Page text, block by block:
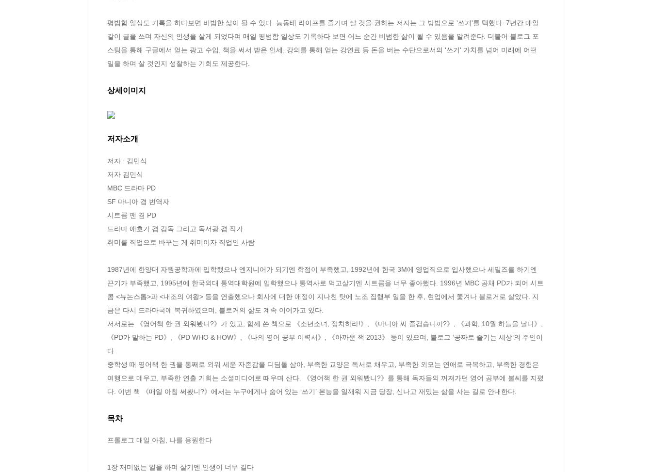
평범함 일상도 기록을 하다보면 비범한 삶이 될 수 있다. 능동태 라이프를 즐기며 살 것을 권하는 저자는 그 방법으로 '쓰기'를 택했다. 7년간 매일
같이 글을 쓰며 자신의 인생을 살게 되었다며 매일 평범함 일상도 기록하다 보면 어느 순간 비범한 삶이 될 수 있음을 알려준다. 더불어 블로그 포
스팅을 통해 구글에서 얻는 광고 수입, 책을 써서 받은 인세, 강의를 통해 얻는 강연료 등 돈을 버는 수단으로서의 '쓰기' 가치를 넘어 미래에 어떤
일을 하며 살 것인지 성찰하는 기회도 제공한다.
상세이미지
저자소개
저자 : 김민식
저자 김민식
MBC 드라마 PD
SF 마니아 겸 번역자
시트콤 팬 겸 PD
드라마 애호가 겸 감독 그리고 독서광 겸 작가
취미를 직업으로 바꾸는 게 취미이자 직업인 사람
1987년에 한양대 자원공학과에 입학했으나 엔지니어가 되기엔 학점이 부족했고, 1992년에 한국 3M에 영업직으로 입사했으나 세일즈를 하기엔
끈기가 부족했고, 1995년에 한국외대 통역대학원에 입학했으나 통역사로 먹고살기엔 시트콤을 너무 좋아했다. 1996년 MBC 공채 PD가 되어 시트
콤 <뉴논스톱>과 <내조의 여왕> 등을 연출했으나 회사에 대한 애정이 지나친 탓에 노조 집행부 일을 한 후, 현업에서 쫓겨나 블로거로 살았다. 지
금은 다시 드라마국에 복귀하였으며, 블로거의 삶도 계속 이어가고 있다.
저서로는 《영어책 한 권 외워봤니?》가 있고, 함께 쓴 책으로 《소년소녀, 정치하라!》, 《마니아 씨 즐겁습니까?》, 《과학, 10월 하늘을 날다》,
《PD가 말하는 PD》, 《PD WHO & HOW》, 《나의 영어 공부 이력서》, 《아까운 책 2013》 등이 있으며, 블로그 ‘공짜로 즐기는 세상’의 주인이
다.
중학생 때 영어책 한 권을 통째로 외워 세운 자존감을 디딤돌 삼아, 부족한 교양은 독서로 채우고, 부족한 외모는 연애로 극복하고, 부족한 경험은
여행으로 메우고, 부족한 연출 기회는 소셜미디어로 때우며 산다. 《영어책 한 권 외워봤니?》를 통해 독자들의 꺼져가던 영어 공부에 불씨를 지폈
다. 이번 책 《매일 아침 써봤니?》에서는 누구에게나 숨어 있는 ‘쓰기’ 본능을 일깨워 지금 당장, 신나고 재밌는 삶을 사는 길로 안내한다.
목차
프롤로그 매일 아침, 나를 응원한다
1장 재미없는 일을 하며 살기엔 인생이 너무 길다